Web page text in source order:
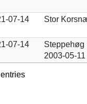
07-14 Stor
07-14
Steppehøg
2003-05-11